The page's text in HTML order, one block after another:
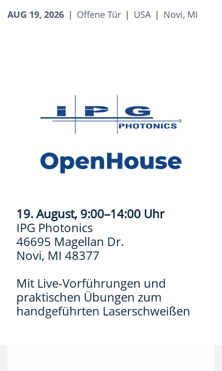
AUG 19, 2026 | Offene Tür | USA | Novi, MI
19. August, 9:00–14:00 Uhr
IPG Photonics
46695 Magellan Dr.
Novi, MI 48377
Mit Live-Vorführungen und
praktischen Übungen zum
handgeführten Laserschweißen